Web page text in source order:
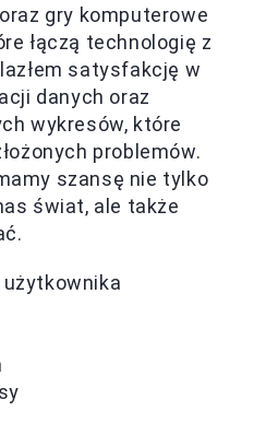
gry komputerowe
łączą technologię z
satysfakcję w
danych oraz
wykresów, które
problemów.
szansę nie tylko
świat, ale także